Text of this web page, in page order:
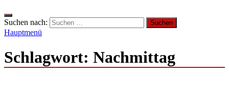
Suchen nach:
Hauptmenü
Schlagwort: Nachmittag